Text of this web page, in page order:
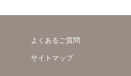
よくあるご質問
サイトマップ